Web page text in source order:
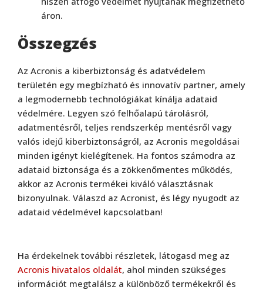
áron.
Összegzés
Az Acronis a kiberbiztonság és adatvédelem
területén egy megbízható és innovatív partner, amely
a legmodernebb technológiákat kínálja adataid
védelmére. Legyen szó felhőalapú tárolásról,
adatmentésről, teljes rendszerkép mentésről vagy
valós idejű kiberbiztonságról, az Acronis megoldásai
minden igényt kielégítenek. Ha fontos számodra az
adataid biztonsága és a zökkenőmentes működés,
akkor az Acronis termékei kiváló választásnak
bizonyulnak. Válaszd az Acronist, és légy nyugodt az
adataid védelmével kapcsolatban!
Ha érdekelnek további részletek, látogasd meg az
Acronis hivatalos oldalát, ahol minden szükséges
információt megtalálsz a különböző termékekről és